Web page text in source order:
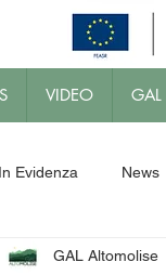
VIDEO GAL
In Evidenza News
GAL Altomolise